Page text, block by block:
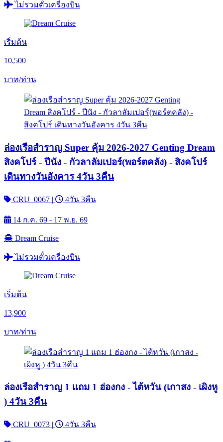
ไม่รวมตั๋วเครื่องบิน
เริ่มต้น
10,500
บาท/ท่าน
ล่องเรือสำราญ Super คุ้ม 2026-2027 Genting Dream
สิงคโปร์ - ปีนัง - กัวลาลัมเปอร์(พอร์ตคลัง) - สิงคโปร์
เดินทางวันอังคาร 4วัน 3คืน
CRU_0067 | 4วัน 3คืน
14 ก.ค. 69 - 17 พ.ย. 69
Dream Cruise
ไม่รวมตั๋วเครื่องบิน
เริ่มต้น
13,900
บาท/ท่าน
ล่องเรือสำราญ 1 แถม 1 ฮ่องกง - ไต้หวัน (เกาสง - เผิงหู
) 4วัน 3คืน
CRU_0073 | 4วัน 3คืน